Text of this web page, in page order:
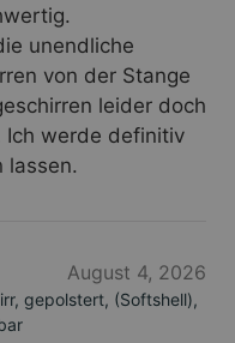
unendliche
von der Stange
leider doch
Ich werde definitiv
lassen.
August 4, 2026
gepolstert, (Softshell),